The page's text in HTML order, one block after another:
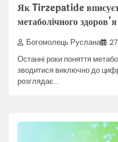
Як Tirzepatide
метаболічного здоров’я
Богомолець Руслана
Останні роки поняття
зводитися виключно до
розглядає…